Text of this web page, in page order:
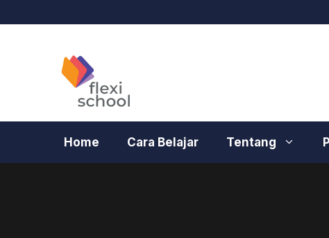
ke
Home Cara Belajar Tentang